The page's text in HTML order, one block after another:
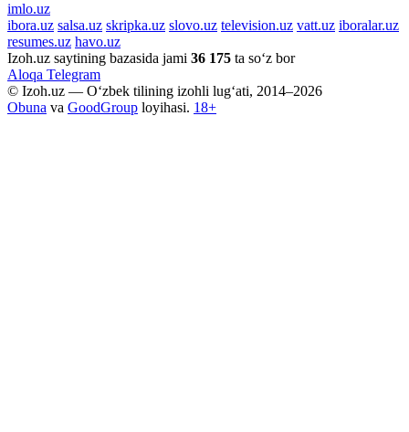
imlo.uz
ibora.uz salsa.uz skripka.uz slovo.uz television.uz vatt.uz iboralar.uz
resumes.uz havo.uz
Izoh.uz saytining bazasida jami 36 175 ta so‘z bor
Aloqa Telegram
© Izoh.uz — O‘zbek tilining izohli lug‘ati, 2014–2026
Obuna va GoodGroup loyihasi. 18+